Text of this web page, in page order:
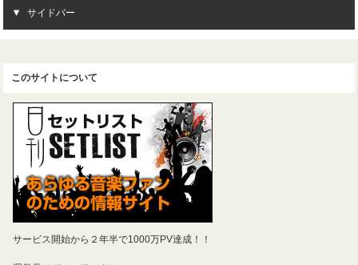
サイドバー
このサイトについて
サービス開始から２年半で1000万PV達成！！